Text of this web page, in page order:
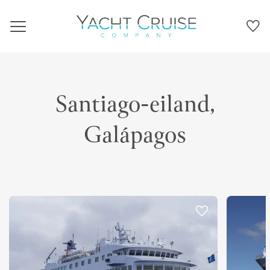
Navigation
Santiago-eiland,
Galápagos